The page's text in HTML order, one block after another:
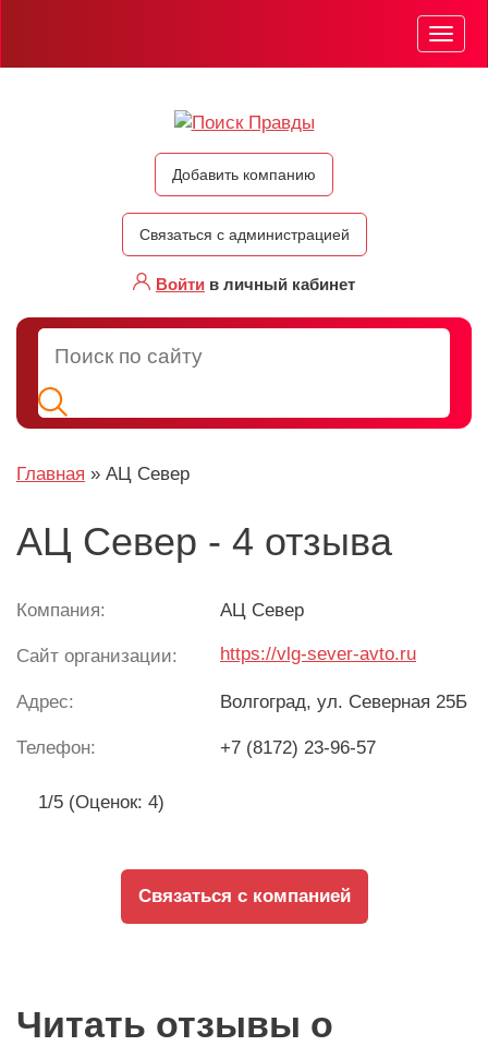
Добавить компанию
Связаться с администрацией
Войти в личный кабинет
Меню
Главная » АЦ Север
АЦ Север - 4 отзыва
Компания: АЦ Север
Сайт организации: https://vlg-sever-avto.ru
Адрес: Волгоград, ул. Северная 25Б
Телефон: +7 (8172) 23-96-57
1/5 (Оценок: 4)
Связаться с компанией
Читать отзывы о